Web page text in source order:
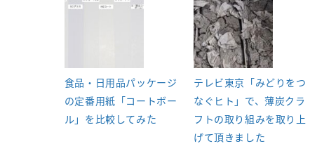
食品・日用品パッケージ
の定番用紙「コートボー
ル」を比較してみた
テレビ東京「みどりをつ
なぐヒト」で、薄炭クラ
フトの取り組みを取り上
げて頂きました